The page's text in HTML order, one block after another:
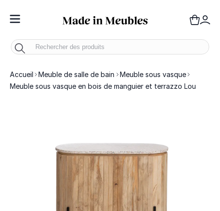
Toggle Nav
Accueil Meuble de salle de bain
Meuble sous vasque
Meuble sous vasque en bois de manguier et terrazzo Lou